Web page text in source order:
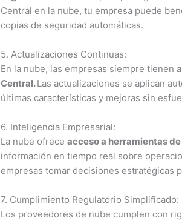
Central en la nube, tu empresa puede
copias de seguridad automáticas.
5. Actualizaciones Continuas:
En la nube, las empresas siempre tienen
Central.Las actualizaciones se aplican
últimas características y mejoras sin
6. Inteligencia Empresarial:
La nube ofreceacceso a herramientas
información en tiempo real sobre
empresas tomar decisiones estratégicas
7. Cumplimiento Regulatorio Simplificado:
Los proveedores de nube cumplen con